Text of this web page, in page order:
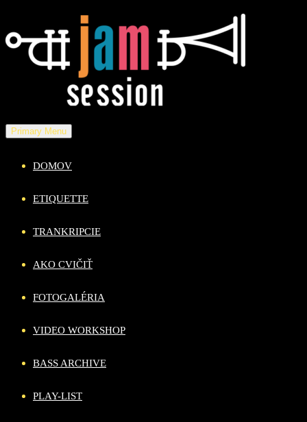
to
content
Primary Menu
DOMOV
ETIQUETTE
TRANKRIPCIE
AKO CVIČIŤ
FOTOGALÉRIA
VIDEO WORKSHOP
BASS ARCHIVE
PLAY-LIST